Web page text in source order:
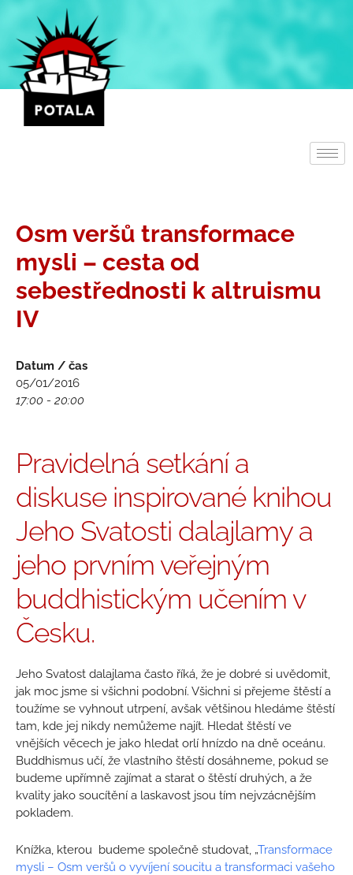
Přeskočit
obsah
Osm veršů transformace
mysli – cesta od
sebestřednosti k altruismu
IV
Datum / čas
05/01/2016
17:00 - 20:00
Pravidelná setkání a
diskuse inspirované knihou
Jeho Svatosti dalajlamy a
jeho prvním veřejným
buddhistickým učením v
Česku.
Jeho Svatost dalajlama často říká, že je dobré si uvědomit,
jak moc jsme si všichni podobní. Všichni si přejeme štěstí a
toužíme se vyhnout utrpení, avšak většinou hledáme štěstí
tam, kde jej nikdy nemůžeme najít. Hledat štěstí ve
vnějších věcech je jako hledat orlí hnízdo na dně oceánu.
Buddhismus učí, že vlastního štěstí dosáhneme, pokud se
budeme upřímně zajímat a starat o štěstí druhých, a že
kvality jako soucítění a laskavost jsou tím nejvzácnějším
pokladem.
Knížka, kterou budeme společně studovat, „Transformace
mysli – Osm veršů o vyvíjení soucitu a transformaci vašeho